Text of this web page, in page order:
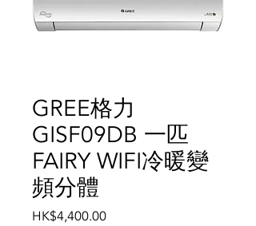
GREE格力
GISF09DB 一匹
FAIRY WIFI冷暖變
頻分體
HK$4,400.00Price